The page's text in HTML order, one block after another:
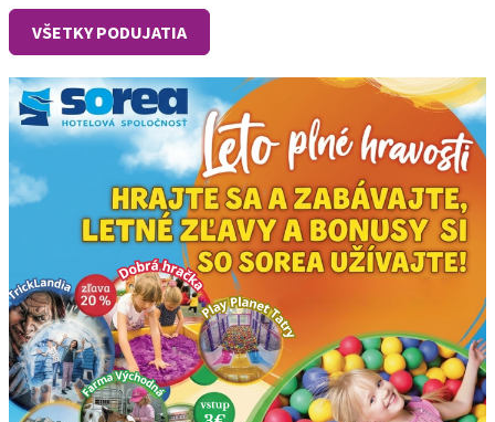
VŠETKY PODUJATIA